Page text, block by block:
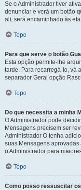
Se o Administrador tiver
denunciar e verá um botão
ali, será encaminhado às
Topo
Para que serve o botão
Esta opção permite-lhe
tarde. Para recarregá-lo, vá
separador Geral opção
Topo
Do que necessita a minha
O Administrador pode
Mensagens precisem ser
Administrador O tenha
suas Mensagens aprovadas
o Administrador para
Topo
Como posso ressuscitar